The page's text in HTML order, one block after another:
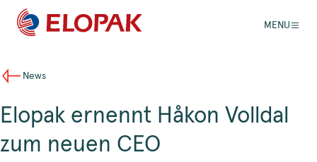
MENU
News
Elopak ernennt Håkon Volldal
zum neuen CEO